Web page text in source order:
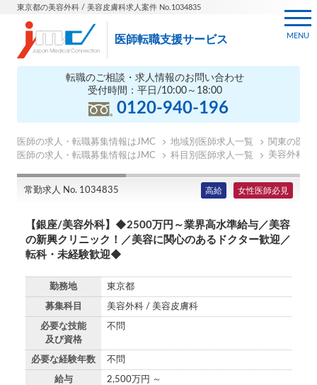
東京都の美容外科 / 美容皮膚科求人案件 No.1034835
医師転職支援サービス
転職のご相談・求人情報のお問い合わせ
受付時間：平日/10:00～18:00
0120-940-196
MENU
医師の求人・転職募集情報はJMC 地域別医師求人一覧
関東の医師
医師の求人・転職募集情報はJMC
科目別医師求人一覧 美容外科医
常勤求人 No. 1034835 高給 女性医師必見
【銀座/美容外科】◆2500万円～業界高水準給与／美容
の新興クリニック！／美容に関心のあるドクター歓迎／
転科・未経験歓迎◆
勤務地 東京都
募集科目 美容外科 / 美容皮膚科
必要な技能
及び資格
不問
必要な経験年数 不問
給与 2,500万円 ～